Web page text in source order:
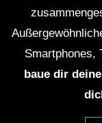
Smartphones,
baue dir